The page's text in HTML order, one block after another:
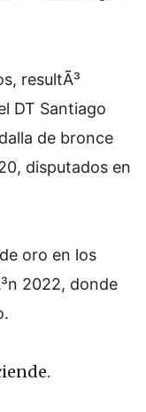
resultÃ³
DT Santiago
de bronce
disputados en
oro en los
2022, donde